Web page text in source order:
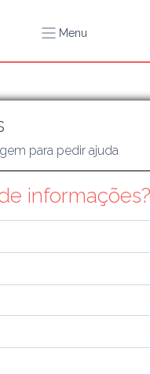
Menu
para pedir ajuda
informações?